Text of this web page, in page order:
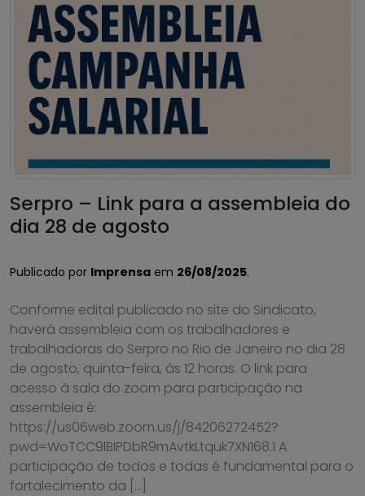
Serpro – Link para a assembleia do
dia 28 de agosto
Publicado por Imprensa em 26/08/2025.
Conforme edital publicado no site do Sindicato,
haverá assembleia com os trabalhadores e
trabalhadoras do Serpro no Rio de Janeiro no dia 28
de agosto, quinta-feira, às 12 horas. O link para
acesso à sala do zoom para participação na
assembleia é:
https://us06web.zoom.us/j/84206272452?
pwd=WoTCC9lBIPDbR9mAvtkLtquk7XN168.1 A
participação de todos e todas é fundamental para o
fortalecimento da […]